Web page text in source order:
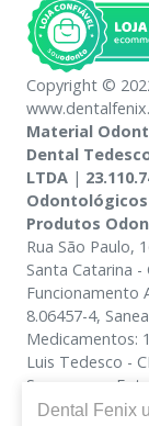
Copyright ©
Material
Dental
LTDA |
Odontológicos
Produtos
Rua São Paulo,
Santa Catarina
Funcionamento
8.06457-4,
Medicamentos:
Luis Tedesco -
Segurança -
condições da
Dental Fenix